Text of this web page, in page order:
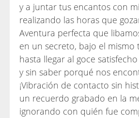
y a juntar tus encantos con
realizando las horas que
Aventura perfecta que
en un secreto, bajo el mismo
hasta llegar al goce satisfecho
y sin saber porqué nos
¡Vibración de contacto sin
un recuerdo grabado en la
ignorando con quién fue